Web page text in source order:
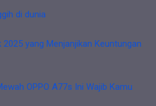
di dunia
yang Menjanjikan Keuntungan
OPPO A77s Ini Wajib Kamu